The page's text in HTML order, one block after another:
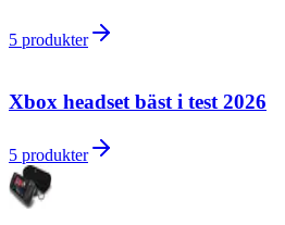
5 produkter
Xbox headset bäst i test 2026
5 produkter